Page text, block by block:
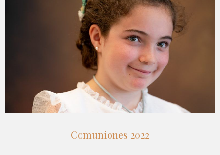
Comuniones 2022